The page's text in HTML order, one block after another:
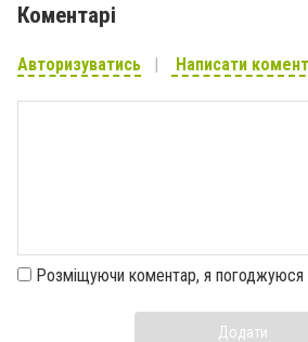
Коментарі
Авторизуватись Написати
Розміщуючи коментар, я погоджуюся
Додати